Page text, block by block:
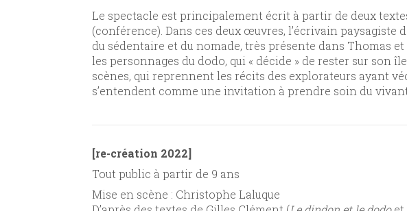
Le spectacle est principalement écrit à partir de deux
(conférence). Dans ces deux œuvres, l’écrivain
du sédentaire et du nomade, très présente dans Thomas
les personnages du dodo, qui « décide » de rester sur son
scènes, qui reprennent les récits des explorateurs ayant
s’entendent comme une invitation à prendre soin du
[re-création 2022]
Tout public à partir de 9 ans
Mise en scène : Christophe Laluque